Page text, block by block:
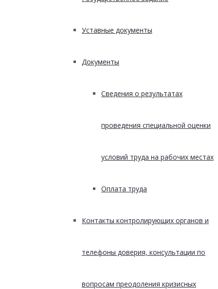
Уставные документы
Документы
Сведения о результатах
проведения специальной оценки
условий труда на рабочих местах
Оплата труда
Контакты контролирующих органов и
телефоны доверия, консультации по
вопросам преодоления кризисных